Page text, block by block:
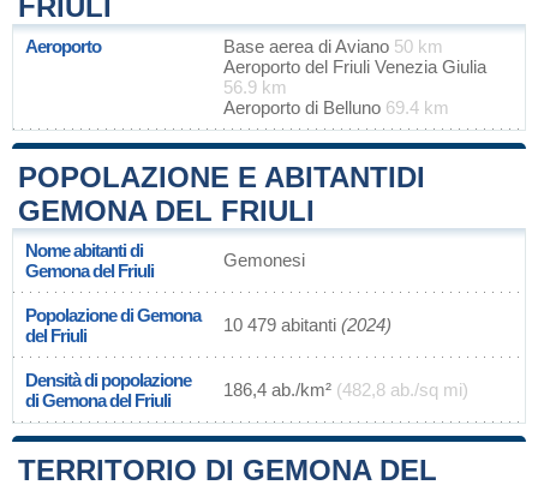
FRIULI
Aeroporto Base aerea di Aviano 50 km
Aeroporto del Friuli Venezia Giulia
56.9 km
Aeroporto di Belluno 69.4 km
POPOLAZIONE E ABITANTIDI
GEMONA DEL FRIULI
Nome abitanti di
Gemona del Friuli
Gemonesi
Popolazione di Gemona
del Friuli
10 479 abitanti (2024)
Densità di popolazione
di Gemona del Friuli
186,4 ab./km² (482,8 ab./sq mi)
TERRITORIO DI GEMONA DEL